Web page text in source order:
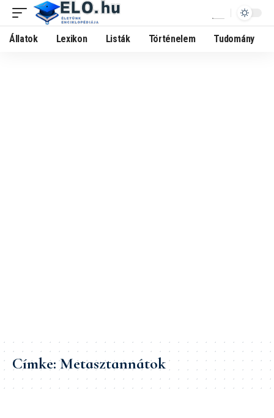
Állatok Lexikon Listák Történelem Tudomány
Címke:Metasztannátok